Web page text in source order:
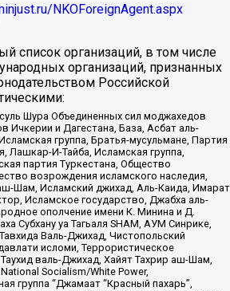
NKOForeignAgent.aspx
список организаций, в том числе
организаций, признанных
Российской
Шура Объединенных сил моджахедов
Ичкерии и Дагестана, База, Асбат аль-
группа, Братья-мусульмане, Партия
Лашкар-И-Тайба, Исламская группа,
партия Туркестана, Общество
возрождения исламского наследия,
Шам, Исламский джихад, Аль-Каида, Имарат
Исламское государство, Джабха аль-
ополчение имени К. Минина и Д.
Субхану уа Тагьаля SHAM, АУМ Синрике,
Валь-Джихад, Чистопольский
исломи, Террористическое
валь-Джихад, Хайят Тахрир аш-Шам,
Socialism/White Power,
группа “Джамаат “Красный пахарь”,